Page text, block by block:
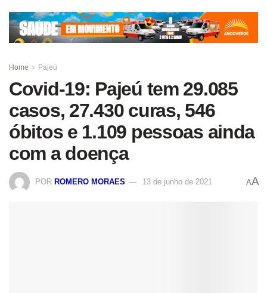
Home Pajeú
Covid-19: Pajeú tem 29.085
casos, 27.430 curas, 546
óbitos e 1.109 pessoas ainda
com a doença
POR ROMERO MORAES 13 de junho de 2021 AA